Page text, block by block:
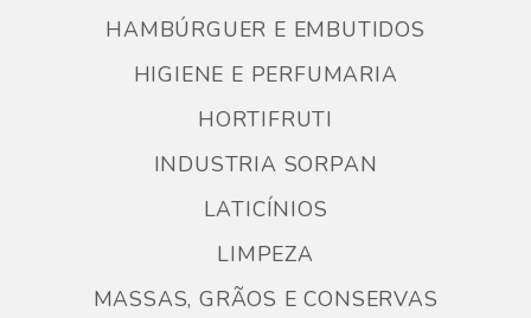
HAMBÚRGUER E EMBUTIDOS
HIGIENE E PERFUMARIA
HORTIFRUTI
INDUSTRIA SORPAN
LATICÍNIOS
LIMPEZA
MASSAS, GRÃOS E CONSERVAS